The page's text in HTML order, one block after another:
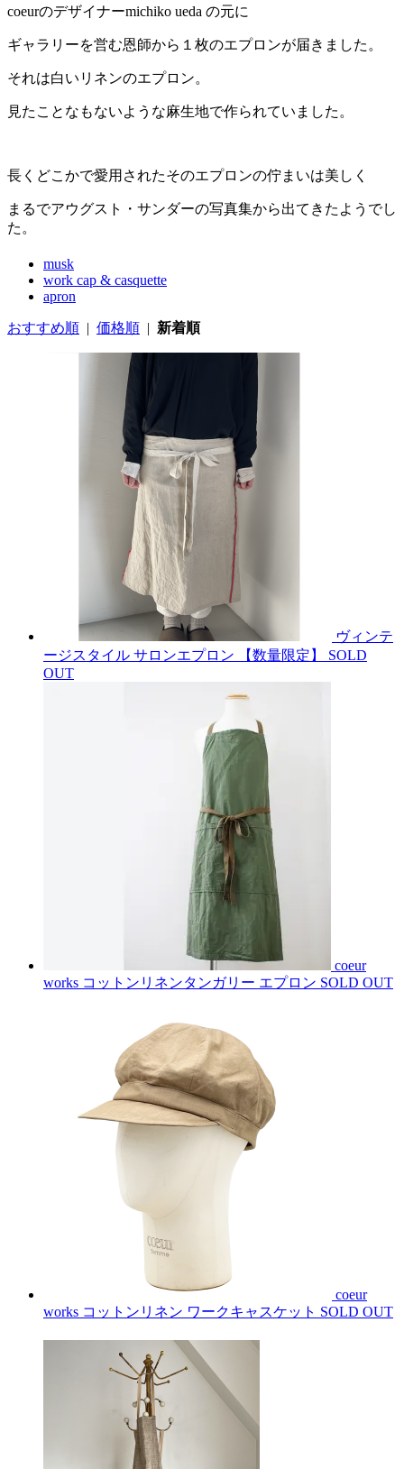
coeurのデザイナーmichiko ueda の元に
ギャラリーを営む恩師から１枚のエプロンが届きました。
それは白いリネンのエプロン。
見たことなもないような麻生地で作られていました。
長くどこかで愛用されたそのエプロンの佇まいは美しく
まるでアウグスト・サンダーの写真集から出てきたようでし
た。
musk
work cap & casquette
apron
おすすめ順 | 価格順 | 新着順
ヴィンテ
ージスタイル サロンエプロン 【数量限定】 SOLD
OUT
coeur
works コットンリネンタンガリー エプロン SOLD OUT
coeur
works コットンリネン ワークキャスケット SOLD OUT